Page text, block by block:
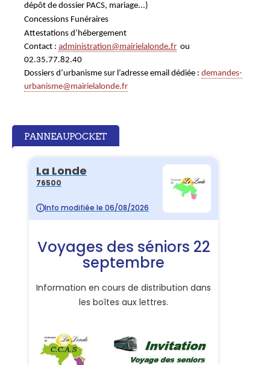
dépôt de dossier PACS, mariage...)
Concessions Funéraires
Attestations d’hébergement
Contact : administration@mairielalonde.fr ou
02.35.77.82.40
Dossiers d’urbanisme sur l’adresse email dédiée : demandes-
urbanisme@mairielalonde.fr
PANNEAUPOCKET